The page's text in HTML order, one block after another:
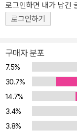
+쓰기 노트+워크북]
재의 앞날개에는 '히
않을 때 바로 확인할 수 있습니다. 2) 히라가나
쓰기 노트 히라가나와
자씩 따라 쓰면서 암기할 수 있습니다.
크북 품사별 활용 문형
형을 입에 붙일 수 있습니다. 5. 언제 어디서든 MP3
수 있는 QR코드! MP3
제 어디서든 다운로드
로그인하면 내가 남긴
로그인하기
구매자 분포
7.5%
30.7%
14.7%
3.4%
3.8%